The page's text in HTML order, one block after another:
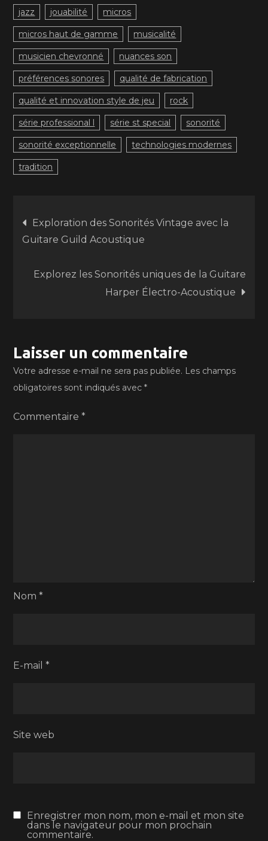
jazz jouabilité micros
micros haut de gamme musicalité
musicien chevronné nuances son
préférences sonores qualité de fabrication
qualité et innovation style de jeu rock
série professional l série st special sonorité
sonorité exceptionnelle technologies modernes
tradition
Navigation
de
l’article
Exploration des Sonorités Vintage avec la
Guitare Guild Acoustique
Explorez les Sonorités uniques de la Guitare
Harper Électro-Acoustique
Laisser un commentaire
Votre adresse e-mail ne sera pas publiée. Les champs
obligatoires sont indiqués avec*
Commentaire*
Nom*
E-mail*
Site web
Enregistrer mon nom, mon e-mail et mon site
dans le navigateur pour mon prochain
commentaire.